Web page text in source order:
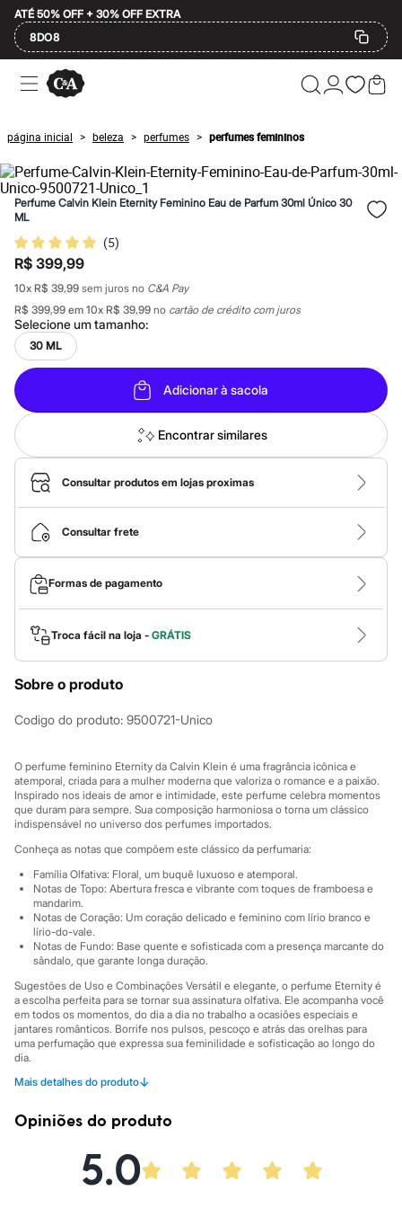
ATÉ 50% OFF + 30% OFF EXTRA
8DO8
Ofertas
Compre por Departamento
Masculino
Infantil
Calçados
Plus Size
2 calçados por R$189
2 peças por R$199
3 lingeries por R$99
3 itens de beleza por R$129
Até 20% off
Até 40% off
Até 60% off
A partir de 60% off
Feminino
Em alta
Inverno
Alfaiataria
Novidades
Roupas
Blusas e Camisetas
Básicos
Calças
Casacos e Jaquetas
Jeans
Macacões
Saias
Shorts e Bermudas
Vestidos
Acessórios
Bolsas
Bonés e Chapéus
Bijoux
Cintos
Óculos
Relógios
Calçados
Botas
Chinelos
Rasteirinhas
Sapatilhas
Tênis
Marcas
City
Clock House
Mindset
Sawary
Yessica
Moda esportiva
Acessórios
Blusas
Calçados
Leggings
Shorts e Bermudas
Tops
Moda íntima
Calcinhas
Cintas e Modeladores
Meias
Sutiãs e Tops
Biquínis
Maiôs
Saídas de praia
Personagens
página inicial > beleza > perfumes > perfumes femininos
Perfume Calvin Klein Eternity Feminino Eau de Parfum 30ml Único 30
ML
(5)
R$ 399,99
10x R$ 39,99 sem juros no C&A Pay
R$ 399,99 em 10x R$ 39,99 no cartão de crédito com juros
Selecione umtamanho:
30 ML
Adicionar à sacola
Encontrar similares
Consultar produtos em lojas proximas
Consultar frete
Formas de pagamento
Troca fácil na loja - GRÁTIS
Sobre o produto
Codigo do produto: 9500721-Unico
O perfume feminino Eternity da Calvin Klein é uma fragrância icônica e
atemporal, criada para a mulher moderna que valoriza o romance e a paixão.
Inspirado nos ideais de amor e intimidade, este perfume celebra momentos
que duram para sempre. Sua composição harmoniosa o torna um clássico
indispensável no universo dos perfumes importados.
Conheça as notas que compõem este clássico da perfumaria:
Família Olfativa: Floral, um buquê luxuoso e atemporal.
Notas de Topo: Abertura fresca e vibrante com toques de framboesa e
mandarim.
Notas de Coração: Um coração delicado e feminino com lírio branco e
lírio-do-vale.
Notas de Fundo: Base quente e sofisticada com a presença marcante do
sândalo, que garante longa duração.
Sugestões de Uso e Combinações Versátil e elegante, o perfume Eternity é
a escolha perfeita para se tornar sua assinatura olfativa. Ele acompanha você
em todos os momentos, do dia a dia no trabalho a ocasiões especiais e
jantares românticos. Borrife nos pulsos, pescoço e atrás das orelhas para
uma perfumação que expressa sua feminilidade e sofisticação ao longo do
dia.
A gente se encontra na C&A! ❤
Mais detalhes do produto↓
Único
Opiniões do produto
5.0